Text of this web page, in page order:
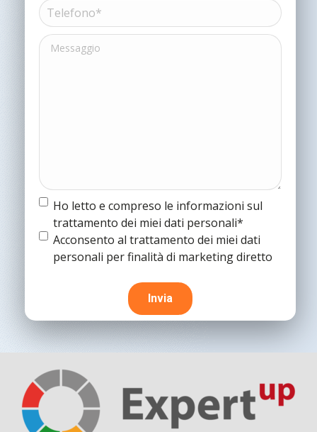
Telefono*
(Obbligatorio)
Messaggio
Termine
condizioni(Obbligatorio)
Ho letto e compreso le informazioni sul
trattamento dei miei dati personali*
Termine
condizioni
Acconsento al trattamento dei miei dati
personali per finalità di marketing diretto